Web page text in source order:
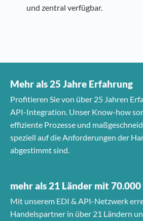
und zentral verfügbar.
Mehr als 25 Jahre Erfahrung
Profitieren Sie von über 25 Jahren
API-Integration. Unser Know-how
effiziente Prozesse und
speziell auf die Anforderungen der
abgestimmt sind.
mehr als 21 Länder mit 70.000
Mit unserem EDI & API-Netzwerk
Handelspartner in über 21 Ländern